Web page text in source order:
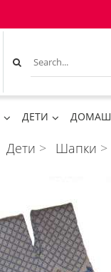
ДЕТИ
Дети > Шапки >